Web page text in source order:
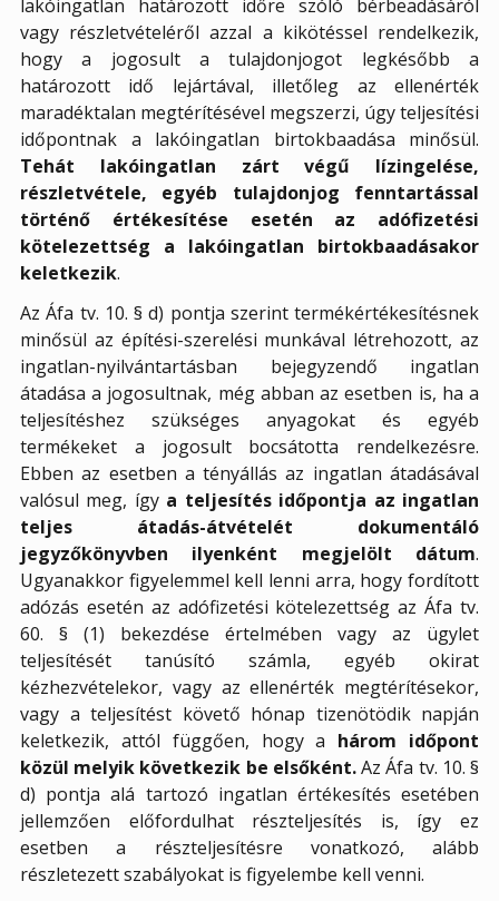
lakóingatlan határozott időre szóló bérbeadásáról
vagy részletvételéről azzal a kikötéssel rendelkezik,
hogy a jogosult a tulajdonjogot legkésőbb a
határozott idő lejártával, illetőleg az ellenérték
maradéktalan megtérítésével megszerzi, úgy teljesítési
időpontnak a lakóingatlan birtokbaadása minősül.
Tehát lakóingatlan zárt végű lízingelése,
részletvétele, egyéb tulajdonjog fenntartással
történő értékesítése esetén az adófizetési
kötelezettség a lakóingatlan birtokbaadásakor
keletkezik.
Az Áfa tv. 10. § d) pontja szerint termékértékesítésnek
minősül az építési-szerelési munkával létrehozott, az
ingatlan-nyilvántartásban bejegyzendő ingatlan
átadása a jogosultnak, még abban az esetben is, ha a
teljesítéshez szükséges anyagokat és egyéb
termékeket a jogosult bocsátotta rendelkezésre.
Ebben az esetben a tényállás az ingatlan átadásával
valósul meg, így a teljesítés időpontja az ingatlan
teljes átadás-átvételét dokumentáló
jegyzőkönyvben ilyenként megjelölt dátum.
Ugyanakkor figyelemmel kell lenni arra, hogy fordított
adózás esetén az adófizetési kötelezettség az Áfa tv.
60. § (1) bekezdése értelmében vagy az ügylet
teljesítését tanúsító számla, egyéb okirat
kézhezvételekor, vagy az ellenérték megtérítésekor,
vagy a teljesítést követő hónap tizenötödik napján
keletkezik, attól függően, hogy a három időpont
közül melyik következik be elsőként.Az Áfa tv. 10. §
d) pontja alá tartozó ingatlan értékesítés esetében
jellemzően előfordulhat részteljesítés is, így ez
esetben a részteljesítésre vonatkozó, alább
részletezett szabályokat is figyelembe kell venni.